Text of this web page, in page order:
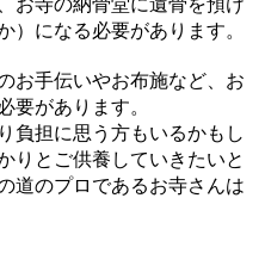
）になる必要があります。
お手伝いやお布施など、お
要があります。
負担に思う方もいるかもし
りとご供養していきたいと
道のプロであるお寺さんは